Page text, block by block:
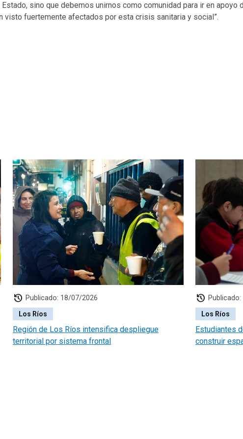
sino que debemos unirnos como comunidad para ir en apoyo
visto fuertemente afectados por esta crisis sanitaria y social”.
history Publicado: 18/07/2026
Los Ríos
Región de Los Ríos intensifica despliegue
territorial por sistema frontal
history
Los Ríos
Estudiantes
construir